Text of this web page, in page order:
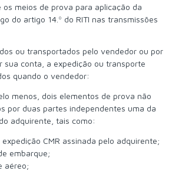
meios de prova para aplicação da
do artigo 14.º do RITI nas transmissões
ou transportados pelo vendedor ou por
sua conta, a expedição ou transporte
quando o vendedor:
menos, dois elementos de prova não
por duas partes independentes uma da
adquirente, tais como:
CMR assinada pelo adquirente;
embarque;
aéreo;